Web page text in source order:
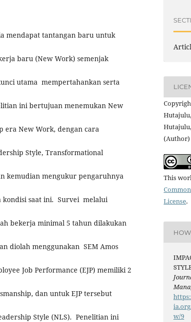
mendapat tantangan baru untuk
baru (New Work) semenjak
utama mempertahankan serta
ini bertujuan menemukan New
era New Work, dengan cara
Style, Transformational
kemudian mengukur pengaruhnya
kondisi saat ini. Survei melalui
bekerja minimal 5 tahun dilakukan
diolah menggunakan SEM Amos
Job Performance (EJP) memiliki 2
dan untuk EJP tersebut
Style (NLS). Penelitian ini
(Author)
This
License.
HOW
w/9